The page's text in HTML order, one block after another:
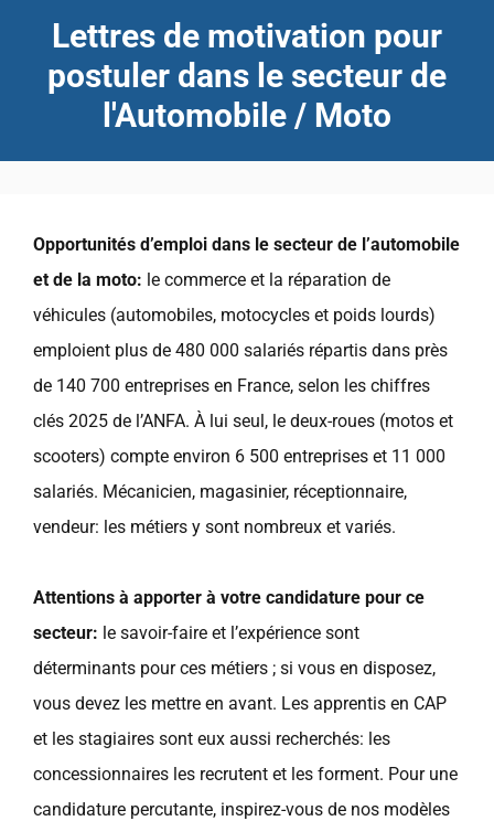
Lettres de motivation pour
postuler dans le secteur de
l'Automobile / Moto
Opportunités d’emploi dans le secteur de l’automobile
et de la moto: le commerce et la réparation de
véhicules (automobiles, motocycles et poids lourds)
emploient plus de 480 000 salariés répartis dans près
de 140 700 entreprises en France, selon les chiffres
clés 2025 de l’ANFA. À lui seul, le deux-roues (motos et
scooters) compte environ 6 500 entreprises et 11 000
salariés. Mécanicien, magasinier, réceptionnaire,
vendeur: les métiers y sont nombreux et variés.
Attentions à apporter à votre candidature pour ce
secteur: le savoir-faire et l’expérience sont
déterminants pour ces métiers ; si vous en disposez,
vous devez les mettre en avant. Les apprentis en CAP
et les stagiaires sont eux aussi recherchés: les
concessionnaires les recrutent et les forment. Pour une
candidature percutante, inspirez-vous de nos modèles